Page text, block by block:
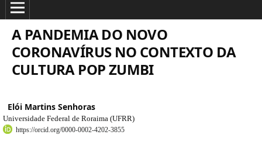
A PANDEMIA DO NOVO
CORONAVÍRUS NO CONTEXTO DA
CULTURA POP ZUMBI
Elói Martins Senhoras
Universidade Federal de Roraima (UFRR)
https://orcid.org/0000-0002-4202-3855